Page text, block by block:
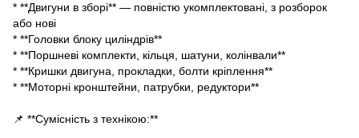
* **Двигуни в зборі** — повністю укомплектовані, з розборок
або нові
* **Головки блоку циліндрів**
* **Поршневі комплекти, кільця, шатуни, колінвали**
* **Кришки двигуна, прокладки, болти кріплення**
* **Моторні кронштейни, патрубки, редуктори**
📌 **Сумісність з технікою:**